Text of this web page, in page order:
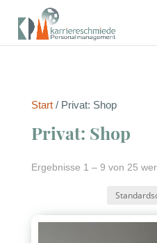
Start/ Privat: Shop
Privat: Shop
Ergebnisse 1 – 9 von 25